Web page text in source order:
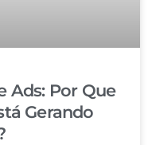
Ads: Por Que
Gerando